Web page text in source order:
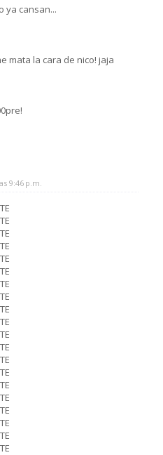
ya cansan...
mata la cara de nico! jaja
9:46 p.m.